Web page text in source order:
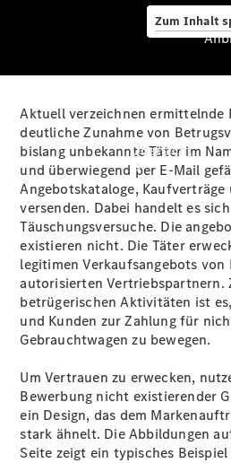
Zum Inhalt
Anbieter
Übersicht
Startseite
finden
Beratung
vereinbaren
Servicetermin
vereinbaren
Tel: +49
3342 2488
Aktuell verzeichnen ermittelnde
deutliche Zunahme von
bislang unbekannte Täter im
und überwiegend per E‑Mail
Angebotskataloge, Kaufverträge
versenden. Dabei handelt es
Täuschungsversuche. Die
existieren nicht. Die Täter
legitimen Verkaufsangebots von
autorisierten Vertriebspartnern.
betrügerischen Aktivitäten ist
und Kunden zur Zahlung für
Gebrauchtwagen zu bewegen.
Um Vertrauen zu erwecken,
Bewerbung nicht existierender
ein Design, das dem
stark ähnelt. Die Abbildungen
Seite zeigt ein typisches